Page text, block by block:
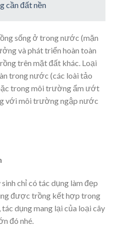
cần đất nền
sống ở trong nước (mặn
và phát triển hoàn toàn
trên mặt đất khác. Loại
trong nước (các loài tảo
trong môi trường ẩm ướt
với môi trường ngập nước
chỉ có tác dụng làm đẹp
được trồng kết hợp trong
dụng mang lại của loại cây
đó nhé.